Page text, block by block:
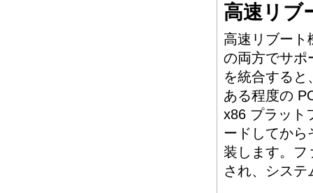
高速リブ
高速リブート
の両方でサポ
を統合すると
ある程度の
x86 プラット
ードしてから
装します。フ
され、システ